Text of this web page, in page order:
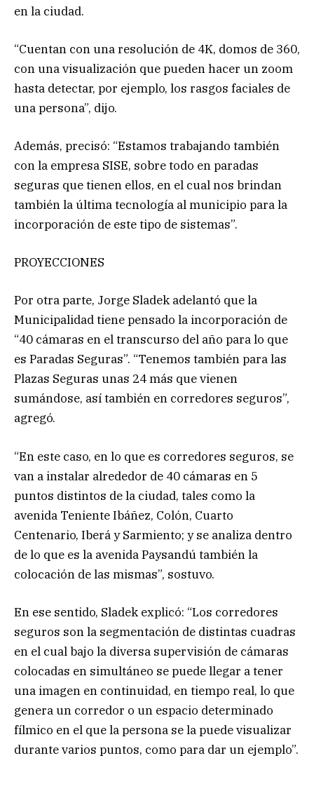
en la ciudad.
“Cuentan con una resolución de 4K, domos de 360,
con una visualización que pueden hacer un zoom
hasta detectar, por ejemplo, los rasgos faciales de
una persona”, dijo.
Además, precisó: “Estamos trabajando también
con la empresa SISE, sobre todo en paradas
seguras que tienen ellos, en el cual nos brindan
también la última tecnología al municipio para la
incorporación de este tipo de sistemas”.
PROYECCIONES
Por otra parte, Jorge Sladek adelantó que la
Municipalidad tiene pensado la incorporación de
“40 cámaras en el transcurso del año para lo que
es Paradas Seguras”. “Tenemos también para las
Plazas Seguras unas 24 más que vienen
sumándose, así también en corredores seguros”,
agregó.
“En este caso, en lo que es corredores seguros, se
van a instalar alrededor de 40 cámaras en 5
puntos distintos de la ciudad, tales como la
avenida Teniente Ibáñez, Colón, Cuarto
Centenario, Iberá y Sarmiento; y se analiza dentro
de lo que es la avenida Paysandú también la
colocación de las mismas”, sostuvo.
En ese sentido, Sladek explicó: “Los corredores
seguros son la segmentación de distintas cuadras
en el cual bajo la diversa supervisión de cámaras
colocadas en simultáneo se puede llegar a tener
una imagen en continuidad, en tiempo real, lo que
genera un corredor o un espacio determinado
fílmico en el que la persona se la puede visualizar
durante varios puntos, como para dar un ejemplo”.